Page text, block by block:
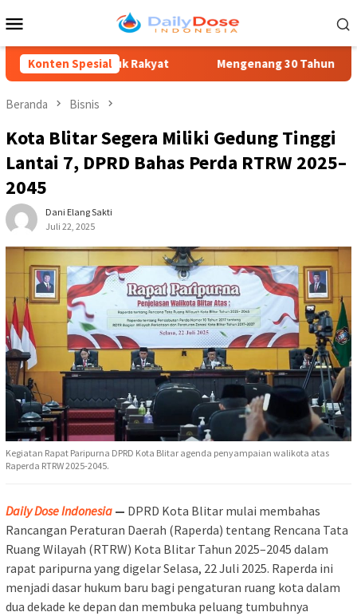
ke
Mobile
Konten Spesial
untuk Rakyat Mengenang 30 Tahun Tragedi
Beranda Bisnis
Kota Blitar Segera Miliki Gedung Tinggi
Lantai 7, DPRD Bahas Perda RTRW 2025–
2045
Dani Elang Sakti
Juli 22, 2025
Kegiatan Rapat Paripurna DPRD Kota Blitar agenda penyampaian walikota atas
Raperda RTRW 2025-2045.
Daily Dose Indonesia — DPRD Kota Blitar mulai membahas
Rancangan Peraturan Daerah (Raperda) tentang Rencana Tata
Ruang Wilayah (RTRW) Kota Blitar Tahun 2025–2045 dalam
rapat paripurna yang digelar Selasa, 22 Juli 2025. Raperda ini
menjadi dasar hukum baru bagi pengaturan ruang kota dalam
dua dekade ke depan dan membuka peluang tumbuhnya